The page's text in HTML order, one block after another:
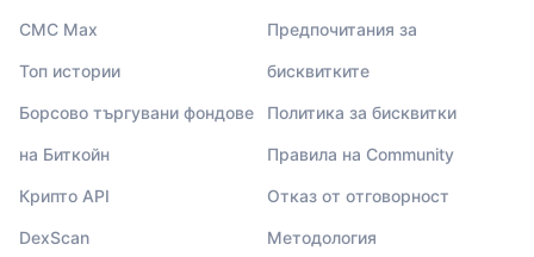
CMC Max
Топ истории
Борсово търгувани фондове
на Биткойн
Крипто API
DexScan
Предпочитания за
бисквитките
Политика за бисквитки
Правила на Community
Отказ от отговорност
Методология